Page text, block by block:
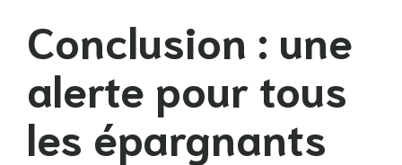
Conclusion : une
alerte pour tous
les épargnants